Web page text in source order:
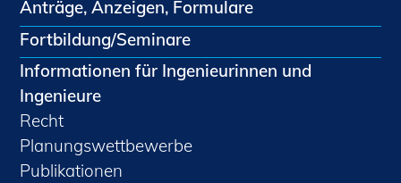
Anträge, Anzeigen, Formulare
Fortbildung/Seminare
Informationen für Ingenieurinnen und
Ingenieure
Recht
Planungswettbewerbe
Publikationen